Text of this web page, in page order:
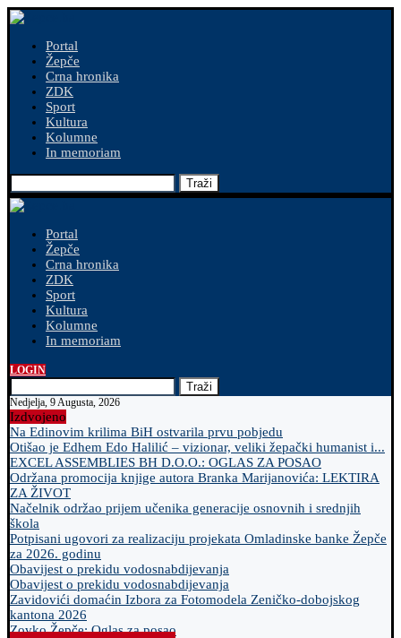
Portal
Žepče
Crna hronika
ZDK
Sport
Kultura
Kolumne
In memoriam
Traži
Portal
Žepče
Crna hronika
ZDK
Sport
Kultura
Kolumne
In memoriam
LOGIN
Traži
Nedjelja, 9 Augusta, 2026
Izdvojeno
Na Edinovim krilima BiH ostvarila prvu pobjedu
Otišao je Edhem Edo Halilić – vizionar, veliki žepački humanist i...
EXCEL ASSEMBLIES BH D.O.O.: OGLAS ZA POSAO
Održana promocija knjige autora Branka Marijanovića: LEKTIRA
ZA ŽIVOT
Načelnik održao prijem učenika generacije osnovnih i srednjih
škola
Potpisani ugovori za realizaciju projekata Omladinske banke Žepče
za 2026. godinu
Obavijest o prekidu vodosnabdijevanja
Obavijest o prekidu vodosnabdijevanja
Zavidovići domaćin Izbora za Fotomodela Zeničko-dobojskog
kantona 2026
Zovko Žepče: Oglas za posao